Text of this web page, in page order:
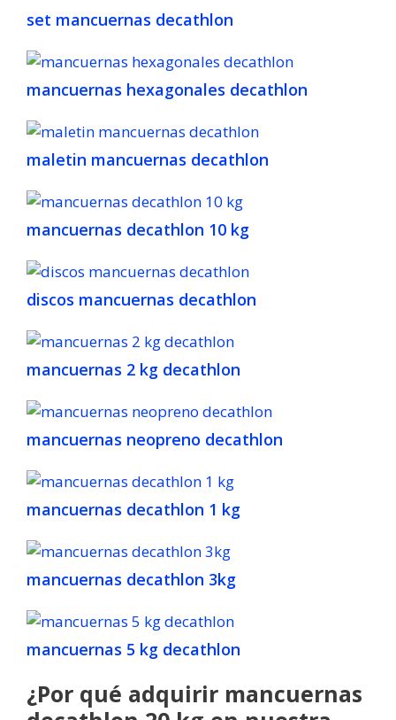
set mancuernas decathlon
mancuernas hexagonales decathlon
maletin mancuernas decathlon
mancuernas decathlon 10 kg
discos mancuernas decathlon
mancuernas 2 kg decathlon
mancuernas neopreno decathlon
mancuernas decathlon 1 kg
mancuernas decathlon 3kg
mancuernas 5 kg decathlon
¿Por qué adquirir mancuernas